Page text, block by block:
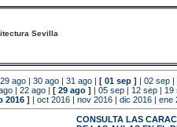
Sevilla
29 ago | 30 ago | 31 ago | [ 01 sep ] | 02 sep |
| 22 ago | [ 29 ago ] | 05 sep | 12 sep | 19
2016 ] | oct 2016 | nov 2016 | dic 2016 | ene
CONSULTA LAS